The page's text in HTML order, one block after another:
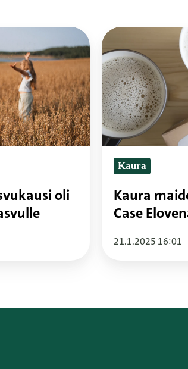
oli
Kaura
maidottomissa
tuotteissa:
Case
Elovena
Kaurajuoma
kahviin
Kaura
Kaura
Case
21.1.2025 16:01